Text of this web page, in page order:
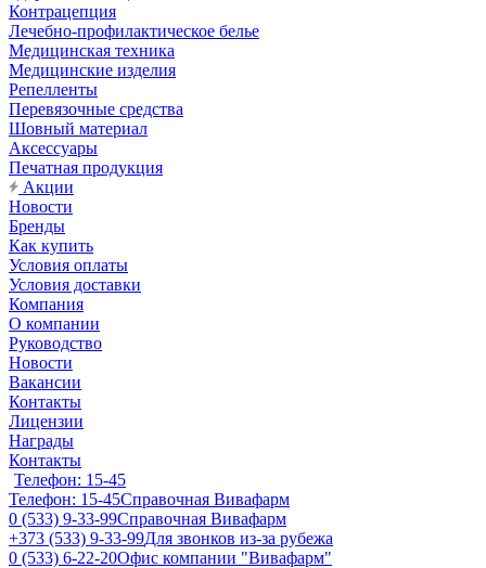
Контрацепция
Лечебно-профилактическое белье
Медицинская техника
Медицинские изделия
Репелленты
Перевязочные средства
Шовный материал
Аксессуары
Печатная продукция
Акции
Новости
Бренды
Как купить
Условия оплаты
Условия доставки
Компания
О компании
Руководство
Новости
Вакансии
Контакты
Лицензии
Награды
Контакты
Телефон: 15-45
Телефон: 15-45Справочная Вивафарм
0 (533) 9-33-99Справочная Вивафарм
+373 (533) 9-33-99Для звонков из-за рубежа
0 (533) 6-22-20Офис компании "Вивафарм"